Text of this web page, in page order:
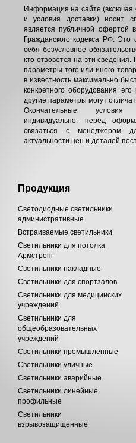
Информация на сайте (включая
и условия доставки) носит
является публичной офертой
Гражданского кодекса РФ.
себя безусловное
кто отзовётся на эти
параметры того или иного
в известность максимально
конкретного оборудования
другие параметры могут
Окончательные условия
индивидуально: перед
связаться с менеджером
актуальности цен и деталей
Продукция
Светодиодные светильники
административные
Встраиваемые светильники
Светильники для потолка
Армстронг
Светильники накладные
Светильники для спортзалов
Светильники для медицинских
учреждений
Светильники для
общеобразовательных
учреждений
Светильники промышленные
Светильники уличные
Светильники аварийные
Светильники линейные
профильные
Светильники
взрывозащищенные